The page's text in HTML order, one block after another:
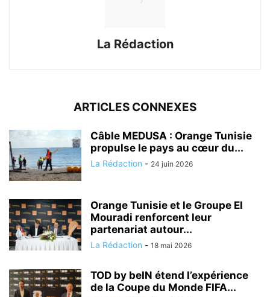
La Rédaction
ARTICLES CONNEXES
Câble MEDUSA : Orange Tunisie
propulse le pays au cœur du...
La Rédaction - 24 juin 2026
Orange Tunisie et le Groupe El
Mouradi renforcent leur
partenariat autour...
La Rédaction - 18 mai 2026
TOD by beIN étend l’expérience
de la Coupe du Monde FIFA...